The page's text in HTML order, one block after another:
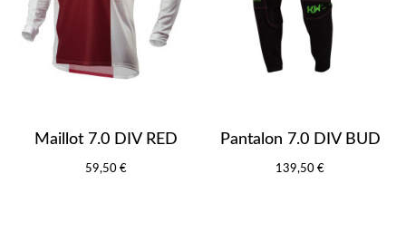
Maillot 7.0 DIV RED
59,50 €
Pantalon 7.0 DIV BUD
139,50 €